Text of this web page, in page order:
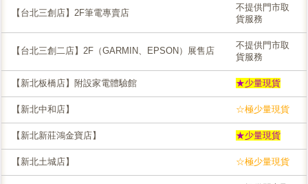
【台北三創店】2F筆電專賣店
不提供門市取
貨服務
【台北三創二店】2F（GARMIN、EPSON）展售店
不提供門市取
貨服務
【新北板橋店】附設家電體驗館 ★少量現貨
【新北中和店】 ☆極少量現貨
【新北新莊鴻金寶店】 ★少量現貨
【新北土城店】 ☆極少量現貨